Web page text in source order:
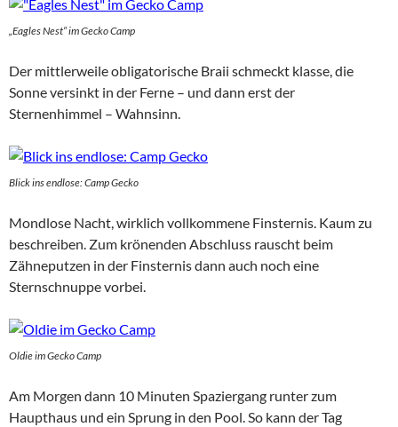
„Eagles Nest“ im Gecko Camp
Der mittlerweile obligatorische Braii schmeckt klasse, die
Sonne versinkt in der Ferne – und dann erst der
Sternenhimmel – Wahnsinn.
Blick ins endlose: Camp Gecko
Mondlose Nacht, wirklich vollkommene Finsternis. Kaum zu
beschreiben. Zum krönenden Abschluss rauscht beim
Zähneputzen in der Finsternis dann auch noch eine
Sternschnuppe vorbei.
Oldie im Gecko Camp
Am Morgen dann 10 Minuten Spaziergang runter zum
Haupthaus und ein Sprung in den Pool. So kann der Tag